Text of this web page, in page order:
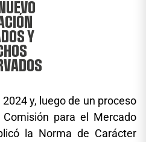
Y
y, luego de un proceso
para el Mercado
la Norma de Carácter